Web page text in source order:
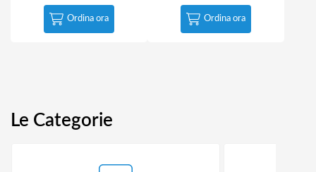
Ordina ora Ordina ora
Le Categorie